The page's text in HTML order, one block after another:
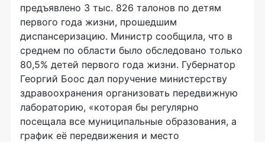
предъявлено 3 тыс. 826 талонов по детям
первого года жизни, прошедшим
диспансеризацию. Министр сообщила, что в
среднем по области было обследовано только
80,5% детей первого года жизни. Губернатор
Георгий Боос дал поручение министерству
здравоохранения организовать передвижную
лабораторию, «которая бы регулярно
посещала все муниципальные образования, а
график её передвижения и место